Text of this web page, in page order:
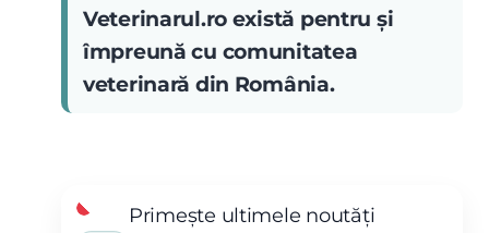
Veterinarul.ro există pentru și
împreună cu comunitatea
veterinară din România.
Primește ultimele noutăți